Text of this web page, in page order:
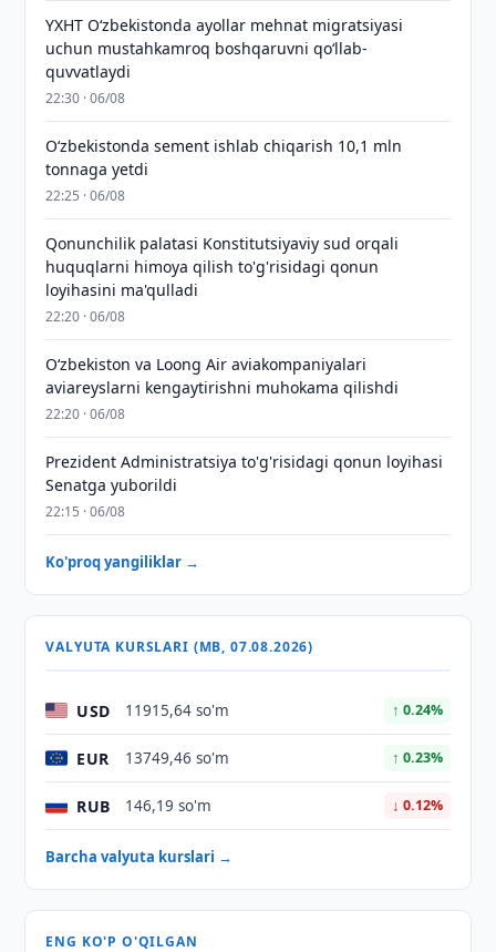
YXHT O‘zbekistonda ayollar mehnat migratsiyasi
uchun mustahkamroq boshqaruvni qo‘llab-
quvvatlaydi
22:30 · 06/08
O‘zbekistonda sement ishlab chiqarish 10,1 mln
tonnaga yetdi
22:25 · 06/08
Qonunchilik palatasi Konstitutsiyaviy sud orqali
huquqlarni himoya qilish to'g'risidagi qonun
loyihasini ma'qulladi
22:20 · 06/08
Oʻzbekiston va Loong Air aviakompaniyalari
aviareyslarni kengaytirishni muhokama qilishdi
22:20 · 06/08
Prezident Administratsiya to'g'risidagi qonun loyihasi
Senatga yuborildi
22:15 · 06/08
Ko'proq yangiliklar →
VALYUTA KURSLARI (MB, 07.08.2026)
USD 11915,64 so'm ↑ 0.24%
EUR 13749,46 so'm ↑ 0.23%
RUB 146,19 so'm ↓ 0.12%
Barcha valyuta kurslari →
ENG KO'P O'QILGAN